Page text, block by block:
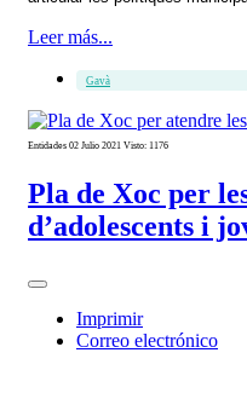
Leer más...
Gavà
Entidades 02 Julio 2021 Visto: 1176
Pla de Xoc per
d’adolescents i
Imprimir
Correo electrónico